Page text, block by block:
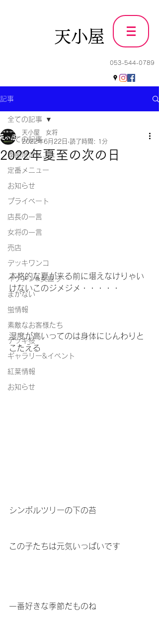
天小屋
053-544-0789
記事
全ての記事
季節限定メニュー
定番メニュー
お知らせ
プライベート
店長の一言
女将の一言
売店
デッキワンコ
イケメン&女盛り
まかない
蛍情報
素敵なお客様たち
デッキ桜
ギャラリー&イベント
紅葉情報
お知らせ
全ての記事
2022年夏至の次の日
天小屋 女将
2022年6月22日 読了時間: 1分
本格的な夏が来る前に堪えなけりゃい
けないこのジメジメ・・・・・
湿度が高いってのは身体にじんわりと
こたえる
シンボルツリーの下の苔
この子たちは元気いっぱいです
一番好きな季節だものね